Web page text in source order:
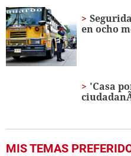
minute,
12
seconds
en ocho
'Casa
MIS TEMAS